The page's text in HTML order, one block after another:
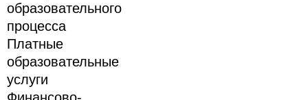
образовательного
процесса
Платные
образовательные
услуги